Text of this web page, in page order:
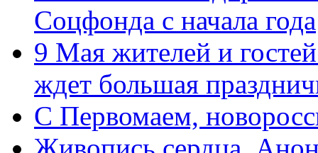
Соцфонда с начала года
9 Мая жителей и
ждет большая
C Первомаем,